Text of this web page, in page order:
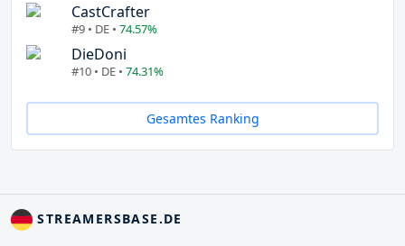
CastCrafter
#9 • DE • 74.57%
DieDoni
#10 • DE • 74.31%
Gesamtes Ranking
STREAMERSBASE.DE